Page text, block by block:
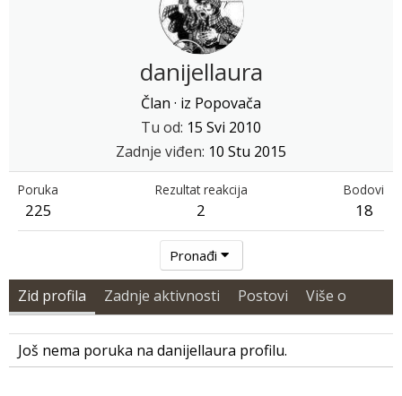
danijellaura
Član · iz Popovača
Tu od 15 Svi 2010
Zadnje viđen 10 Stu 2015
Poruka
225
Rezultat reakcija
2
Bodovi
18
Pronađi
Zid profila Zadnje aktivnosti Postovi Više o
Još nema poruka na danijellaura profilu.